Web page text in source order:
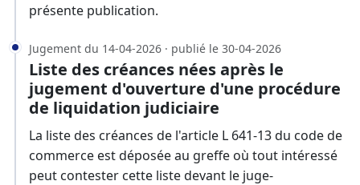
présente publication.
Jugement du 14-04-2026 · publié le 30-04-2026
Liste des créances nées après le
jugement d'ouverture d'une procédure
de liquidation judiciaire
La liste des créances de l'article L 641-13 du code de
commerce est déposée au greffe où tout intéressé
peut contester cette liste devant le juge-